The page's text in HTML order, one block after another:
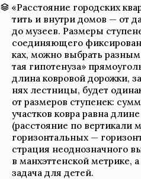
«Рас­сто­я­ние город­ских
тить и внутри домов — от
до музеев. Размеры
соеди­няющего
ках, можно выбрать
тая гипо­те­нуза»
длина ков­ро­вой дорожки,
нях лест­ницы, будет
от разме­ров ступе­нек:
участ­ков ковра равна
(рас­сто­я­ние по
гори­зон­таль­ных —
страция неод­но­знач­ного
в ман­хэт­тен­ской мет­рике,
задача для детей.